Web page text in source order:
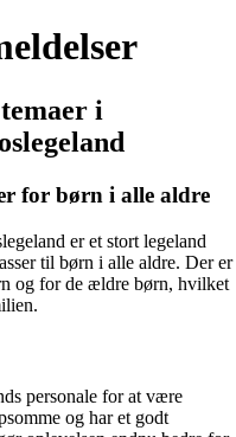
i
for børn i alle aldre
er et stort legeland
til børn i alle aldre. Der er
og for de ældre børn, hvilket
personale for at være
og har et godt